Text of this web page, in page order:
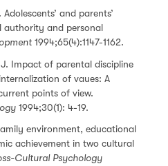
and parents’
authority and personal
1994;65(4):1147-1162.
Impact of parental discipline
of vaues: A
points of view.
1994;30(1): 4-19.
environment, educational
achievement in two cultural
Cultural Psychology